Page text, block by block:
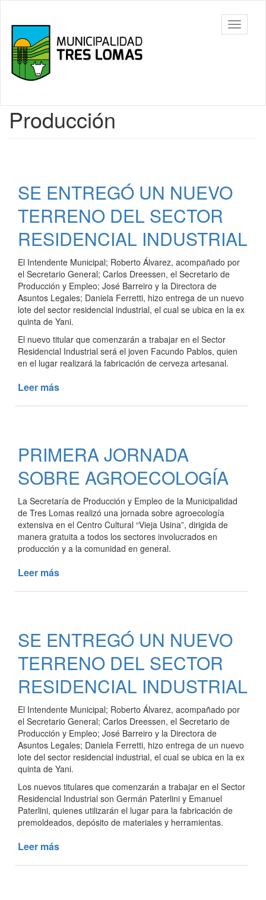
contenido
principal
Tres
Lomas
barra
Contenido
Producción
SE ENTREGÓ UN NUEVO
TERRENO DEL SECTOR
RESIDENCIAL INDUSTRIAL
El Intendente Municipal; Roberto Álvarez, acompañado por
el Secretario General; Carlos Dreessen, el Secretario de
Producción y Empleo; José Barreiro y la Directora de
Asuntos Legales; Daniela Ferretti, hizo entrega de un nuevo
lote del sector residencial industrial, el cual se ubica en la ex
quinta de Yani.
El nuevo titular que comenzarán a trabajar en el Sector
Residencial Industrial será el joven Facundo Pablos, quien
en el lugar realizará la fabricación de cerveza artesanal.
Leer más
TERRENO
DEL
SECTOR
INDUSTRIAL
PRIMERA JORNADA
SOBRE AGROECOLOGÍA
La Secretaría de Producción y Empleo de la Municipalidad
de Tres Lomas realizó una jornada sobre agroecología
extensiva en el Centro Cultural “Vieja Usina”, dirigida de
manera gratuita a todos los sectores involucrados en
producción y a la comunidad en general.
Leer más
SE ENTREGÓ UN NUEVO
TERRENO DEL SECTOR
RESIDENCIAL INDUSTRIAL
El Intendente Municipal; Roberto Álvarez, acompañado por
el Secretario General; Carlos Dreessen, el Secretario de
Producción y Empleo; José Barreiro y la Directora de
Asuntos Legales; Daniela Ferretti, hizo entrega de un nuevo
lote del sector residencial industrial, el cual se ubica en la ex
quinta de Yani.
Los nuevos titulares que comenzarán a trabajar en el Sector
Residencial Industrial son Germán Paterlini y Emanuel
Paterlini, quienes utilizarán el lugar para la fabricación de
premoldeados, depósito de materiales y herramientas.
Leer más